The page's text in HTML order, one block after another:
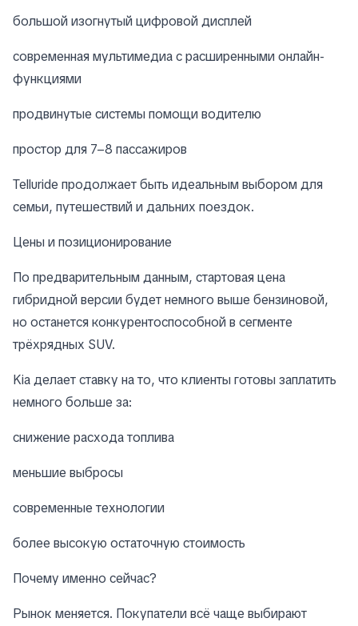
большой изогнутый цифровой дисплей
современная мультимедиа с расширенными онлайн-
функциями
продвинутые системы помощи водителю
простор для 7–8 пассажиров
Telluride продолжает быть идеальным выбором для
семьи, путешествий и дальних поездок.
Цены и позиционирование
По предварительным данным, стартовая цена
гибридной версии будет немного выше бензиновой,
но останется конкурентоспособной в сегменте
трёхрядных SUV.
Kia делает ставку на то, что клиенты готовы заплатить
немного больше за:
снижение расхода топлива
меньшие выбросы
современные технологии
более высокую остаточную стоимость
Почему именно сейчас?
Рынок меняется. Покупатели всё чаще выбирают